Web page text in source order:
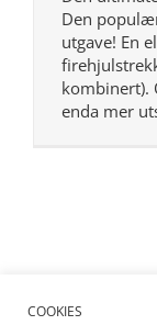
Den
utgave! En
kombinert).
enda mer
COOKIES